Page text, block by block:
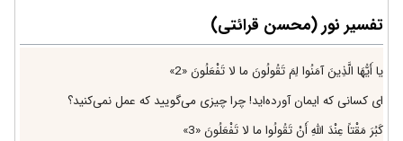
تفسیر نور (محسن قرائتی)
يا أَيُّهَا الَّذِينَ آمَنُوا لِمَ تَقُولُونَ ما لا تَفْعَلُونَ «2»
اى كسانى كه ايمان آورده‌ايد! چرا چيزى مى‌گوييد كه عمل نمى‌كنيد؟
كَبُرَ مَقْتاً عِنْدَ اللَّهِ أَنْ تَقُولُوا ما لا تَفْعَلُونَ «3»